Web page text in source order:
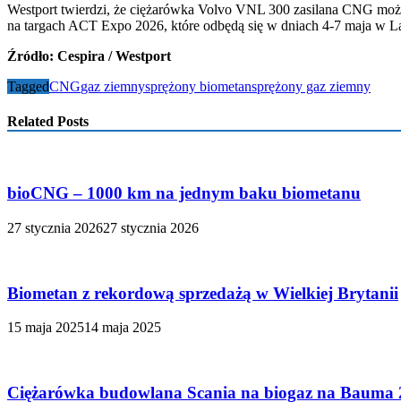
Westport twierdzi, że ciężarówka Volvo VNL 300 zasilana CNG
na targach ACT Expo 2026, które odbędą się w dniach 4-7 maja w
Źródło: Cespira / Westport
TaggedCNGgaz ziemnysprężony biometansprężony gaz ziemny
Related Posts
bioCNG – 1000 km na jednym baku biometanu
27 stycznia 202627 stycznia 2026
Biometan z rekordową sprzedażą w Wielkiej Brytanii
15 maja 202514 maja 2025
Ciężarówka budowlana Scania na biogaz na Bauma